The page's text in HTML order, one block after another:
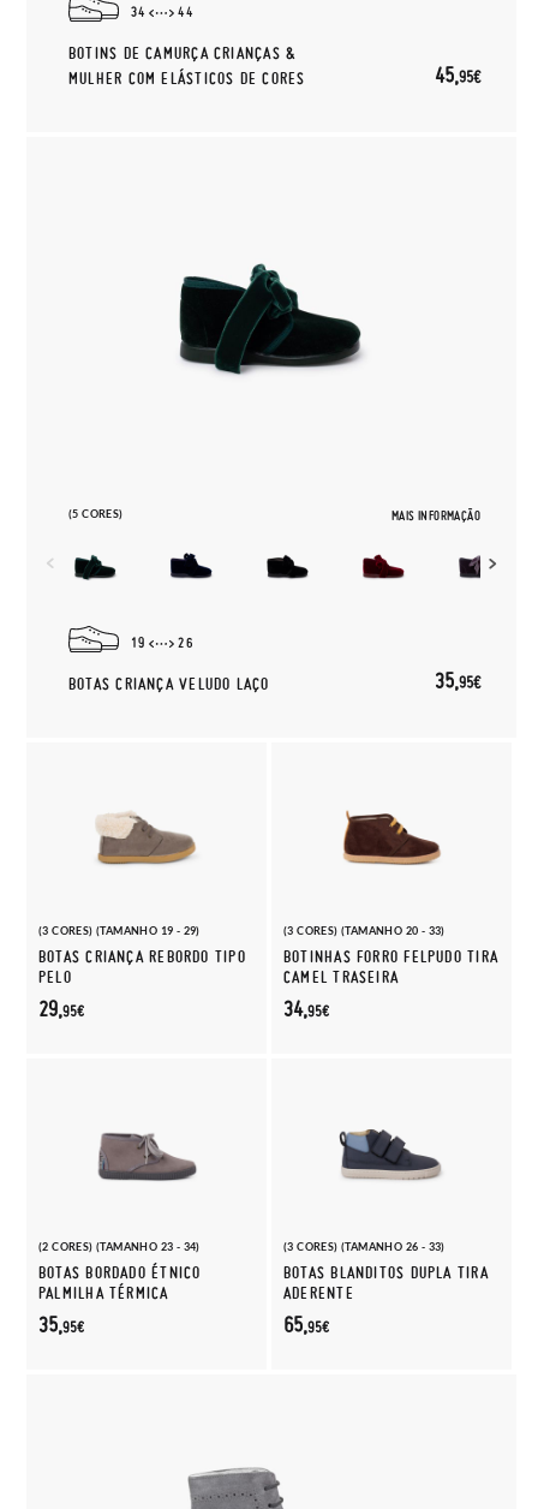
34 44
BOTINS DE CAMURÇA CRIANÇAS &
MULHER COM ELÁSTICOS DE CORES
45,95€
(5 CORES) MAIS INFORMAÇÃO
19 26
BOTAS CRIANÇA VELUDO LAÇO 35,95€
(3 CORES) (TAMANHO 19 - 29)
BOTAS CRIANÇA REBORDO TIPO
PELO
29,95€
(3 CORES) (TAMANHO 20 - 33)
BOTINHAS FORRO FELPUDO TIRA
CAMEL TRASEIRA
34,95€
(2 CORES) (TAMANHO 23 - 34)
BOTAS BORDADO ÉTNICO
PALMILHA TÉRMICA
35,95€
(3 CORES) (TAMANHO 26 - 33)
BOTAS BLANDITOS DUPLA TIRA
ADERENTE
65,95€